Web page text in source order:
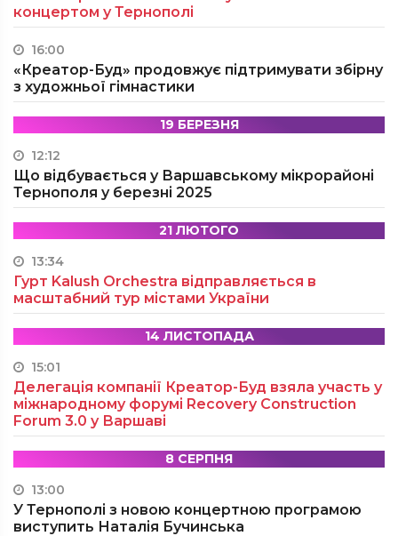
концертом у Тернополі
16:00
«Креатор-Буд» продовжує підтримувати збірну
з художньої гімнастики
19 БЕРЕЗНЯ
12:12
Що відбувається у Варшавському мікрорайоні
Тернополя у березні 2025
21 ЛЮТОГО
13:34
Гурт Kalush Orchestra відправляється в
масштабний тур містами України
14 ЛИСТОПАДА
15:01
Делегація компанії Креатор-Буд взяла участь у
міжнародному форумі Recovery Construction
Forum 3.0 у Варшаві
8 СЕРПНЯ
13:00
У Тернополі з новою концертною програмою
виступить Наталія Бучинська